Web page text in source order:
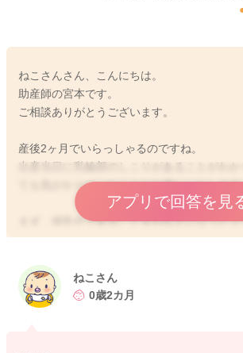
ねこさんさん、こんにちは。
助産師の宮本です。
ご相談ありがとうございます。
産後2ヶ月でいらっしゃるのですね。
出産当日に乳輪部のしこりがあることがわか
ても気がかりだったこととお察しいたします
まず、授乳中であることをお伝えになった上
合わせをなさるとよろしいかと思います。
わらず健診というものは、ですが）健康な方
状がない方が受けるものとらえていただくと
アプリで回答を見
ねこさん
0歳2カ月